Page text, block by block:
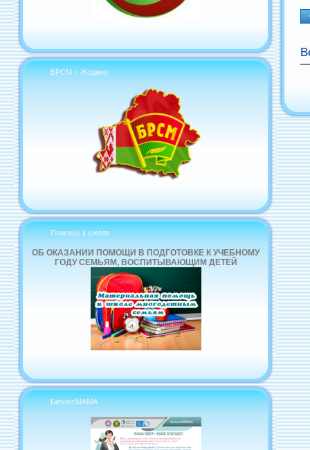
БРСМ г. Жодино
Помощь к школе
ОБ ОКАЗАНИИ ПОМОЩИ В ПОДГОТОВКЕ К УЧЕБНОМУ
ГОДУ СЕМЬЯМ, ВОСПИТЫВАЮЩИМ ДЕТЕЙ
БизнесМАМА